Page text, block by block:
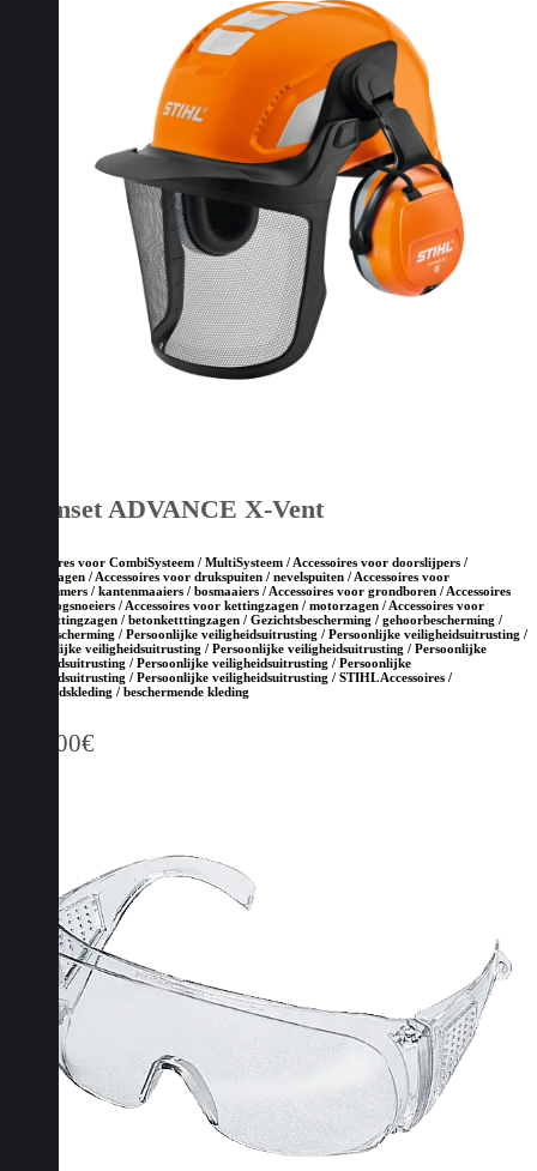
Helmset ADVANCE X-Vent
Accessoires voor CombiSysteem / MultiSysteem / Accessoires voor doorslijpers /
bandenzagen / Accessoires voor drukspuiten / nevelspuiten / Accessoires voor
grastrimmers / kantenmaaiers / bosmaaiers / Accessoires voor grondboren / Accessoires
voor hoogsnoeiers / Accessoires voor kettingzagen / motorzagen / Accessoires voor
steenketttingzagen / betonketttingzagen / Gezichtsbescherming / gehoorbescherming /
hoofdbescherming / Persoonlijke veiligheidsuitrusting / Persoonlijke veiligheidsuitrusting /
Persoonlijke veiligheidsuitrusting / Persoonlijke veiligheidsuitrusting / Persoonlijke
veiligheidsuitrusting / Persoonlijke veiligheidsuitrusting / Persoonlijke
veiligheidsuitrusting / Persoonlijke veiligheidsuitrusting / STIHL Accessoires /
Veiligheidskleding / beschermende kleding
147,00€